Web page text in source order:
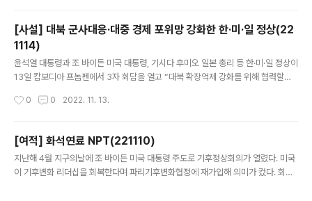
다. 공화당 패인으로는 도널드 트럼프 전 대통령의 대선 부정 주장과 지난 6월 연방
대법원의 임신중단권 뒤집기 판결에 ..
[사설] 대북 군사대응·대중 경제 포위망 강화한 한·미·일 정상(22
1114)
윤석열 대통령과 조 바이든 미국 대통령, 기시다 후미오 일본 총리 등 한·미·일 정상이
13일 캄보디아 프놈펜에서 3자 회담을 열고 “대북 확장억제 강화를 위해 협력할
한 프놈펜 성명’을 채택, “더욱 긴밀한 3국 연대를 공고히 해나가기로 했다”고 선언
군사적 대응책 마련에 초점이 모아졌다. 정상들은 북한의 미사일 도발을 두고 “북한
이 핵실험을 감행할 경우 국제사회의 강력하고 단호한 대응에 직면하게 될 것”이라
고 경고했다. 3국 정상은 확장억제 강화 ..
0 0 2022. 11. 13.
[여적] 화석연료 NPT(221110)
지난해 4월 지구의날에 조 바이든 미국 대통령 주도로 기후정상회의가 열렸다. 미국
이 기후변화 리더십을 회복한다며 파리기후변화협정에 재가입해 의미가 컸다. 회의